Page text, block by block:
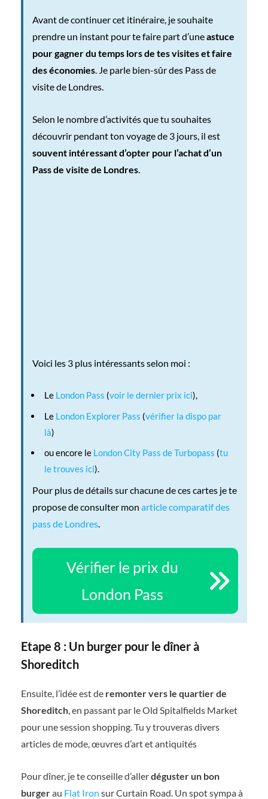
Avant de continuer cet itinéraire, je souhaite
prendre un instant pour te faire part d’uneastuce
pour gagner du temps lors de tes visites et faire
des économies. Je parle bien-sûr des Pass de
visite de Londres.
Selon le nombre d’activités que tu souhaites
découvrir pendant ton voyage de 3 jours, il est
souvent intéressant d’opter pour l’achat d’un
Pass de visite de Londres.
Voici les 3 plus intéressants selon moi :
Le London Pass (voir le dernier prix ici),
Le London Explorer Pass (vérifier la dispo par
là)
ou encore le London City Pass de Turbopass (tu
le trouves ici).
Pour plus de détails sur chacune de ces cartes je te
propose de consulter mon article comparatif des
pass de Londres
Vérifier le prix du
London Pass
Etape 8 : Un burger pour le dîner à
Shoreditch
Ensuite, l’idée est de remonter vers le quartier de
Shoreditch , en passant par le Old Spitalfields Market
pour une session shopping. Tu y trouveras divers
articles de mode, œuvres d’art et antiquités
Pour dîner, je te conseille d’allerdéguster un bon
burgerau Flat Iron sur Curtain Road. Un spot sympa à